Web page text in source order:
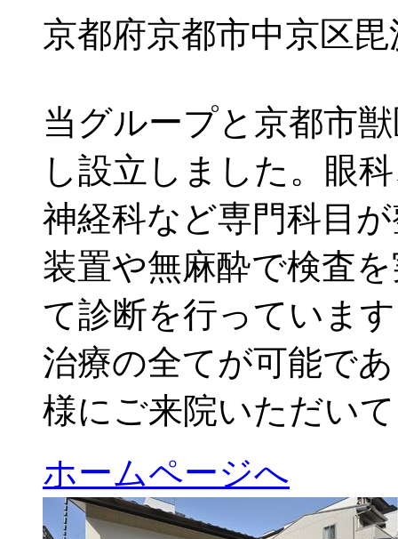
京都府京都市中京区
当グループと京都市
し設立しました。眼
神経科など専門科目
装置や無麻酔で検査
て診断を行っていま
治療の全てが可能で
様にご来院いただい
ホームページへ